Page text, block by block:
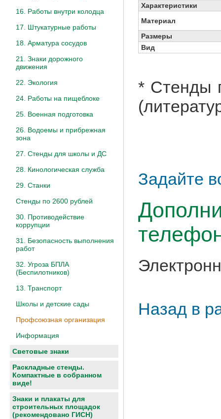
16. Работы внутри колодца
17. Штукатурные работы
18. Арматура сосудов
21. Знаки дорожного
движения
22. Экология
24. Работы на пищеблоке
25. Военная подготовка
26. Водоемы и прибрежная
зона
27. Стенды для школы и ДС
28. Кинологическая служба
29. Станки
Стенды по 2600 рублей
30. Противодействие
коррупции
31. Безопасность выполнения
работ
32. Угроза БПЛА
(Беспилотников)
13. Транспорт
Школы и детские сады
Профсоюзная организация
Информация
Световые знаки
Раскладные стенды.
Компактные в собранном
виде!
Знаки и плакаты для
строительных площадок
(рекомендовано ГИСН)
Характеристики
Материал
Размеры
Вид
* Стенды
Задайте
Назад в